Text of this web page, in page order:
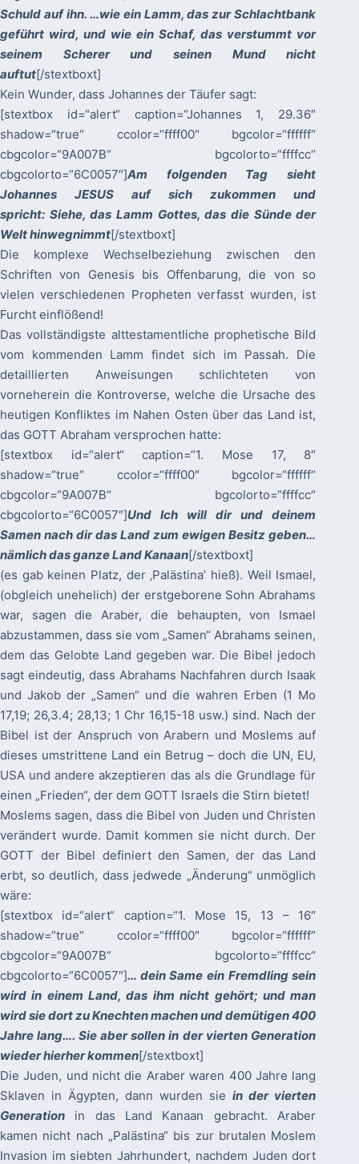
Schuld auf ihn. …wie ein Lamm, das zur Schlachtbank
geführt wird, und wie ein Schaf, das verstummt vor
seinem Scherer und seinen Mund nicht
auftut[/stextboxt]
Kein Wunder, dass Johannes der Täufer sagt:
[stextbox id=“alert“ caption=“Johannes 1, 29.36″
shadow=“true“ ccolor=“ffff00″ bgcolor=“ffffff“
cbgcolor=“9A007B“ bgcolorto=“ffffcc“
cbgcolorto=“6C0057″]Am folgenden Tag sieht
Johannes JESUS auf sich zukommen und
spricht: Siehe, das Lamm Gottes, das die Sünde der
Welt hinwegnimmt[/stextboxt]
Die komplexe Wechselbeziehung zwischen den
Schriften von Genesis bis Offenbarung, die von so
vielen verschiedenen Propheten verfasst wurden, ist
Furcht einflößend!
Das vollständigste alttestamentliche prophetische Bild
vom kommenden Lamm findet sich im Passah. Die
detaillierten Anweisungen schlichteten von
vorneherein die Kontroverse, welche die Ursache des
heutigen Konfliktes im Nahen Osten über das Land ist,
das GOTT Abraham versprochen hatte:
[stextbox id=“alert“ caption=“1. Mose 17, 8″
shadow=“true“ ccolor=“ffff00″ bgcolor=“ffffff“
cbgcolor=“9A007B“ bgcolorto=“ffffcc“
cbgcolorto=“6C0057″]Und Ich will dir und deinem
Samen nach dir das Land zum ewigen Besitz geben…
nämlich das ganze Land Kanaan[/stextboxt]
(es gab keinen Platz, der ‚Palästina’ hieß). Weil Ismael,
(obgleich unehelich) der erstgeborene Sohn Abrahams
war, sagen die Araber, die behaupten, von Ismael
abzustammen, dass sie vom „Samen“ Abrahams seinen,
dem das Gelobte Land gegeben war. Die Bibel jedoch
sagt eindeutig, dass Abrahams Nachfahren durch Isaak
und Jakob der „Samen“ und die wahren Erben (1 Mo
17,19; 26,3.4; 28,13; 1 Chr 16,15-18 usw.) sind. Nach der
Bibel ist der Anspruch von Arabern und Moslems auf
dieses umstrittene Land ein Betrug – doch die UN, EU,
USA und andere akzeptieren das als die Grundlage für
einen „Frieden“, der dem GOTT Israels die Stirn bietet!
Moslems sagen, dass die Bibel von Juden und Christen
verändert wurde. Damit kommen sie nicht durch. Der
GOTT der Bibel definiert den Samen, der das Land
erbt, so deutlich, dass jedwede „Änderung“ unmöglich
wäre:
[stextbox id=“alert“ caption=“1. Mose 15, 13 – 16″
shadow=“true“ ccolor=“ffff00″ bgcolor=“ffffff“
cbgcolor=“9A007B“ bgcolorto=“ffffcc“
cbgcolorto=“6C0057″]… dein Same ein Fremdling sein
wird in einem Land, das ihm nicht gehört; und man
wird sie dort zu Knechten machen und demütigen 400
Jahre lang…. Sie aber sollen in der vierten Generation
wieder hierher kommen[/stextboxt]
Die Juden, und nicht die Araber waren 400 Jahre lang
Sklaven in Ägypten, dann wurden siein der vierten
Generation in das Land Kanaan gebracht. Araber
kamen nicht nach „Palästina“ bis zur brutalen Moslem
Invasion im siebten Jahrhundert, nachdem Juden dort